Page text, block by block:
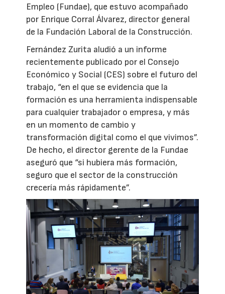
Empleo (Fundae), que estuvo acompañado
por Enrique Corral Álvarez, director general
de la Fundación Laboral de la Construcción.
Fernández Zurita aludió a un informe
recientemente publicado por el Consejo
Económico y Social (CES) sobre el futuro del
trabajo, “en el que se evidencia que la
formación es una herramienta indispensable
para cualquier trabajador o empresa, y más
en un momento de cambio y
transformación digital como el que vivimos”.
De hecho, el director gerente de la Fundae
aseguró que “si hubiera más formación,
seguro que el sector de la construcción
crecería más rápidamente”.